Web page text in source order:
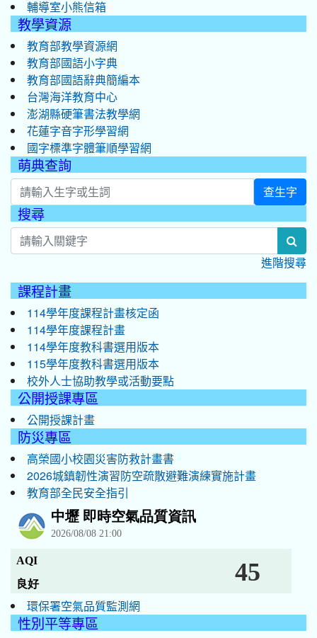
輔導室小熊信箱
教學資源
教育部教學資源網
教育部國語小字典
教育部國語辭典簡編本
台灣海洋教育中心
澎湖縣硬筆書法教學網
花蓮字音字形學習網
國字標準字體筆順學習網
萌典查詢
查生字
搜尋
進階搜尋
課程計畫
114學年度課程計畫核定函
114學年度課程計畫
114學年度教科書選用版本
115學年度教科書選用版本
校外人士協助教學或活動要點
公開授課專區
公開授課計畫
防災專區
高榮國小校園災害防救計畫書
2026城鎮韌性演習防空疏散避難演練實施計畫
教育部全民安全指引
環保署空氣品質監測網
性別平等專區